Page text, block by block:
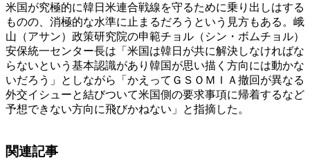
米国が究極的に韓日米連合戦線を守るために乗り出しはする
ものの、消極的な水準に止まるだろうという見方もある。峨
山（アサン）政策研究院の申範チョル（シン・ボムチョル）
安保統一センター長は「米国は韓日が共に解決しなければな
らないという基本認識があり韓国が思い描く方向には動かな
いだろう」としながら「かえってＧＳＯＭＩＡ撤回が異なる
外交イシューと結びついて米国側の要求事項に帰着するなど
予想できない方向に飛びかねない」と指摘した。
関連記事